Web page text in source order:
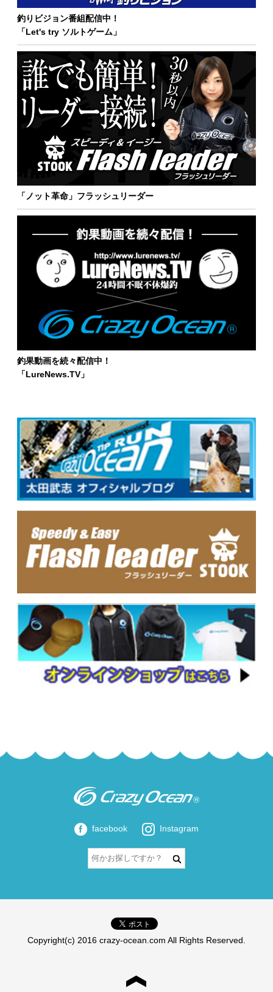
釣りビジョン番組配信中！
「Let's try ソルトゲーム」
「ノット革命」フラッシュリーダー
釣果動画を続々配信中！
「LureNews.TV」
facebook Instagram
Copyright(c) 2016 crazy-ocean.com All Rights Reserved.